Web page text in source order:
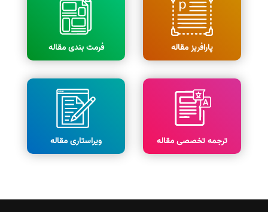
پارافریز مقاله فرمت بندی مقاله
ترجمه تخصصی مقاله ویراستاری مقاله